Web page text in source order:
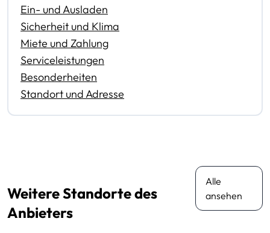
Ein- und Ausladen
Sicherheit und Klima
Miete und Zahlung
Serviceleistungen
Besonderheiten
Standort und Adresse
Weitere Standorte des
Anbieters
Alle
ansehen